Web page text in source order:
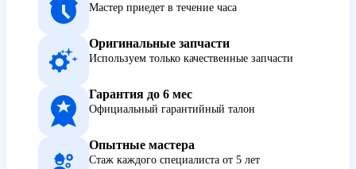
Мастер приедет в течение часа
Оригинальные запчасти
Используем только качественные запчасти
Гарантия до 6 мес
Официальный гарантийный талон
Опытные мастера
Стаж каждого специалиста от 5 лет